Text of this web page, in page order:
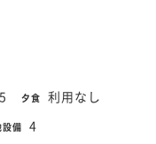
5 夕食 利用なし
設備 4